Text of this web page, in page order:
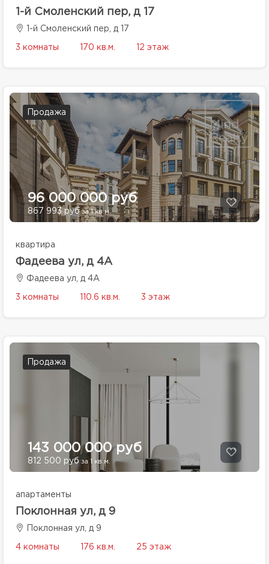
1-й Смоленский пер, д 17
1-й Смоленский пер, д 17
3 комнаты 170 кв.м. 12 этаж
Продажа
96 000 000 руб
867 993 рубза 1 кв.м.
квартира
Фадеева ул, д 4А
Фадеева ул, д 4А
3 комнаты 110.6 кв.м. 3 этаж
Продажа
143 000 000 руб
812 500 руб за 1 кв.м.
апартаменты
Поклонная ул, д 9
Поклонная ул, д 9
4 комнаты 176 кв.м. 25 этаж